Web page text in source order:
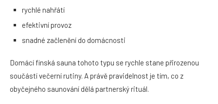
rychlé nahřátí
efektivní provoz
snadné začlenění do domácnosti
Domácí finská sauna tohoto typu se rychle stane přirozenou
součástí večerní rutiny. A právě pravidelnost je tím, co z
obyčejného saunování dělá partnerský rituál.